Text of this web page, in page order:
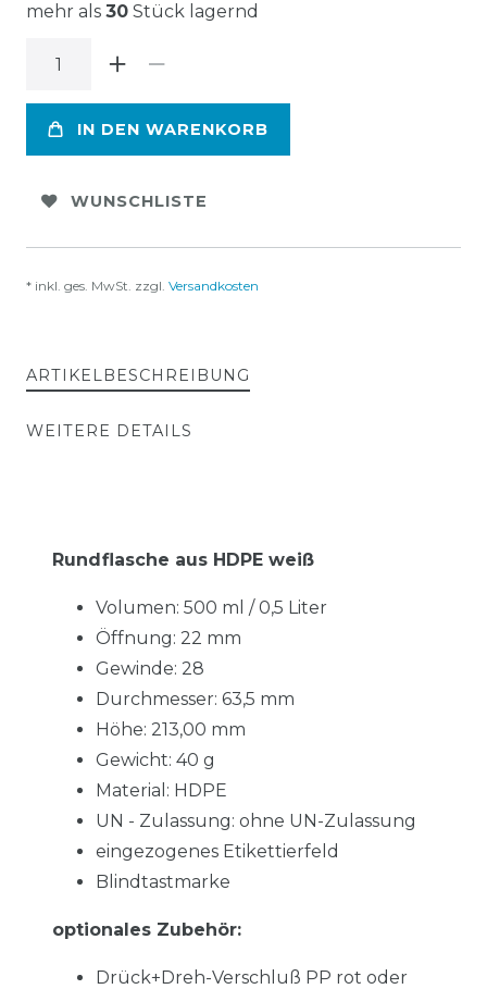
mehr als 30 Stück lagernd
IN DEN WARENKORB
WUNSCHLISTE
* inkl. ges. MwSt. zzgl. Versandkosten
ARTIKELBESCHREIBUNG
WEITERE DETAILS
Rundflasche aus HDPE weiß
Volumen: 500 ml / 0,5 Liter
Öffnung: 22 mm
Gewinde: 28
Durchmesser: 63,5 mm
Höhe: 213,00 mm
Gewicht: 40 g
Material: HDPE
UN - Zulassung: ohne UN-Zulassung
eingezogenes Etikettierfeld
Blindtastmarke
optionales Zubehör:
Drück+Dreh-Verschluß PP rot oder